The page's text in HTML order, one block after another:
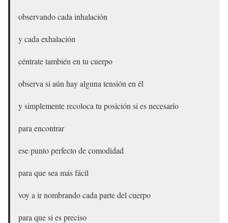
observando cada inhalación
y cada exhalación
céntrate también en tu cuerpo
observa si aún hay alguna tensión en él
y simplemente recoloca tu posición si es necesario
para encontrar
ese punto perfecto de comodidad
para que sea más fácil
voy a ir nombrando cada parte del cuerpo
para que si es preciso